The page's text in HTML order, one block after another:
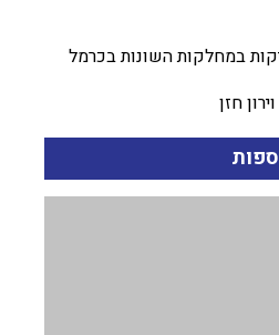
במחלקות השונות בכרמל
חזן